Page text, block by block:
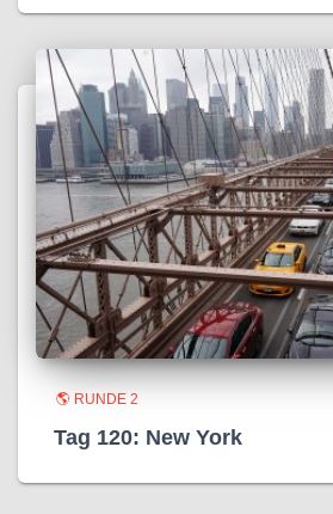
🌎 RUNDE 2
Tag 120: New York